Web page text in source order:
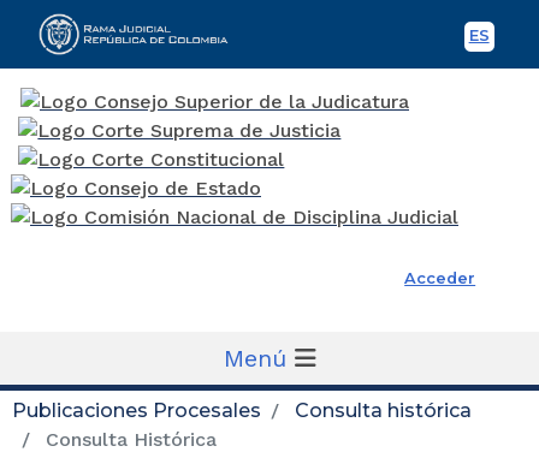
ES
Rama Judicial
Acceder
Menú
Publicaciones Procesales
Consulta histórica
Consulta Histórica